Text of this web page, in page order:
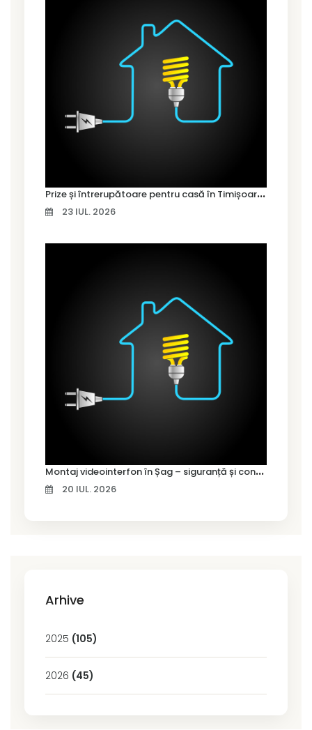
P
rize și întrerupătoare pentru casă în Timișoara – cum alegi variantele potrivite
23 IUL. 2026
M
ontaj videointerfon în Șag – siguranță și control pentru locuința ta
20 IUL. 2026
Arhive
2025 (105)
2026 (45)